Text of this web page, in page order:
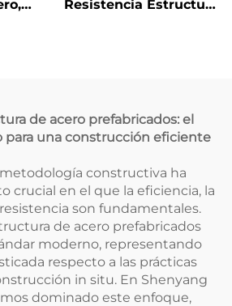
Resistencia Estructura
de acero prefabricados: el
para una construcción eficiente
constructiva ha
crucial en el que la eficiencia, la
son fundamentales.
de acero prefabricados
moderno, representando
respecto a las prácticas
in situ. En Shenyang
dominado este enfoque,